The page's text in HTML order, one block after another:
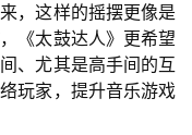
，这样的摇摆更像是
《太鼓达人》更希望
、尤其是高手间的互
玩家，提升音乐游戏